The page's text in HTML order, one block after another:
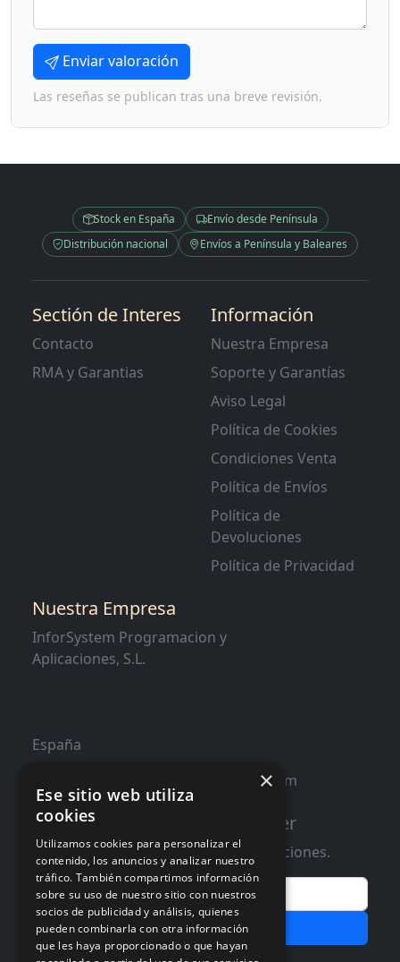
Enviar valoración
Las reseñas se publican tras una breve revisión.
Stock en España
Envío desde Península
Distribución nacional
Envíos a Península y Baleares
Sectión de Interes
Contacto
RMA y Garantias
Información
Nuestra Empresa
Soporte y Garantías
Aviso Legal
Política de Cookies
Condiciones Venta
Política de Envíos
Política de
Devoluciones
Política de Privacidad
Nuestra Empresa
InforSystem Programacion y
Aplicaciones, S.L.
España
contacto@distribucioninformatica.com
Suscribete a nuestro Newsletter
Te informaremos de ofertas y promociones.
Email
Subscribir
×
Ese sitio web utiliza
cookies
Utilizamos cookies para personalizar el
contenido, los anuncios y analizar nuestro
tráfico. También compartimos información
sobre su uso de nuestro sitio con nuestros
socios de publicidad y análisis, quienes
pueden combinarla con otra información
que les haya proporcionado o que hayan